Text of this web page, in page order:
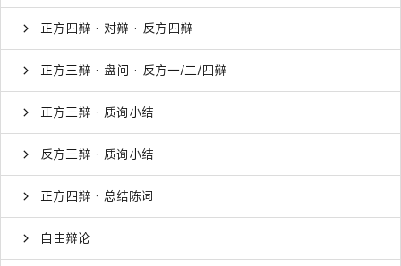
正方四辩 · 对辩 · 反方四辩
正方三辩 · 盘问 · 反方一/二/四辩
正方三辩 · 质询小结
反方三辩 · 质询小结
正方四辩 · 总结陈词
自由辩论